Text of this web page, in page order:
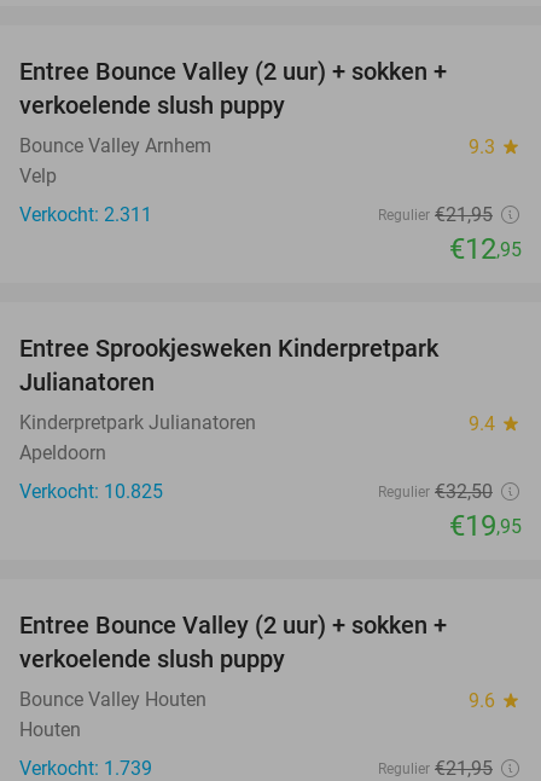
Entree Bounce Valley (2 uur) + sokken +
verkoelende slush puppy
Bounce Valley Arnhem 9.3 star
Velp
Verkocht: 2.311
Regulier €21,95
€12,95
Entree Sprookjesweken Kinderpretpark
Julianatoren
Kinderpretpark Julianatoren 9.4 star
Apeldoorn
Verkocht: 10.825
Regulier €32,50
€19,95
Entree Bounce Valley (2 uur) + sokken +
verkoelende slush puppy
Bounce Valley Houten 9.6 star
Houten
Verkocht: 1.739
Regulier €21,95